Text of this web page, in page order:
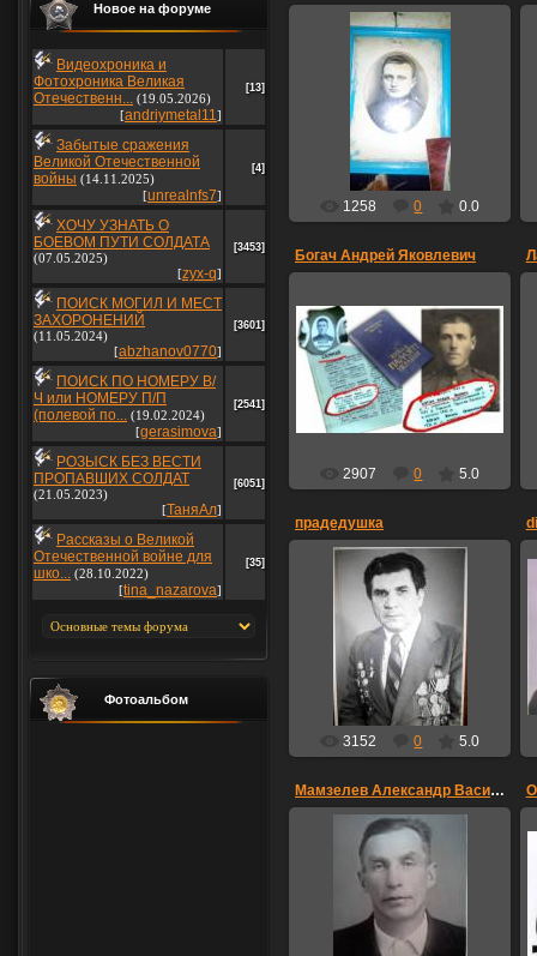
Новое на форуме
Видеохроника и
Фотохроника Великая
Отечественн... (19.05.2026)
[andriymetal11]
[13]
Забытые сражения
Великой Отечественной
войны (14.11.2025)
[unrealnfs7]
[4]
ХОЧУ УЗНАТЬ О
БОЕВОМ ПУТИ СОЛДАТА
(07.05.2025)
[zyx-q]
[3453]
ПОИСК МОГИЛ И МЕСТ
ЗАХОРОНЕНИЙ
(11.05.2024)
[abzhanov0770]
[3601]
ПОИСК ПО НОМЕРУ В/
Ч или НОМЕРУ П/П
(полевой по... (19.02.2024)
[gerasimova]
[2541]
РОЗЫСК БЕЗ ВЕСТИ
ПРОПАВШИХ СОЛДАТ
(21.05.2023)
[ТаняАл]
[6051]
Рассказы о Великой
Отечественной войне для
шко... (28.10.2022)
[tina_nazarova]
[35]
Фотоальбом
28.11.2015
Беларусь д.МАКАВО
Ганцевический Р-ОН
sanik
1258 0 0.0
Богач Андрей Яковлевич
26.03.2014
Богач Андрей Яковлевич.
Погиб в бою. Похоронен где
то в Австрии.
Фото времён войны.
Памятник установлен на
Укр...
2907 0 5.0
прадедушка
08.05.2014
Копейченко Василий
Михеевич
02.09.1922 года рождения
62-8 гвардейская армия под
командованием маршала В...
Irishka
3152 0 5.0
Мамзелев Александр Васильевич
25.04.2015
Мамзелев Александр
Васильевич. 24 авиа база,
механик ст. сержант.
Сентябрь 1938 - июль 1941.
367 бомб. авиаполк . июл...